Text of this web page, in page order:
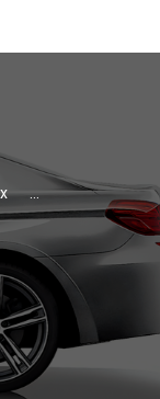
...